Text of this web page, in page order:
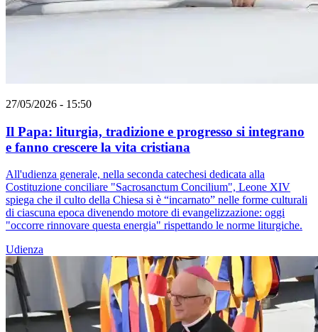
27/05/2026 - 15:50
Il Papa: liturgia, tradizione e progresso si integrano
e fanno crescere la vita cristiana
All'udienza generale, nella seconda catechesi dedicata alla
Costituzione conciliare "Sacrosanctum Concilium", Leone XIV
spiega che il culto della Chiesa si è “incarnato” nelle forme culturali
di ciascuna epoca divenendo motore di evangelizzazione: oggi
"occorre rinnovare questa energia" rispettando le norme liturgiche.
Udienza